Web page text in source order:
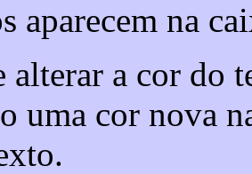
aparecem na
alterar a cor do
uma cor nova